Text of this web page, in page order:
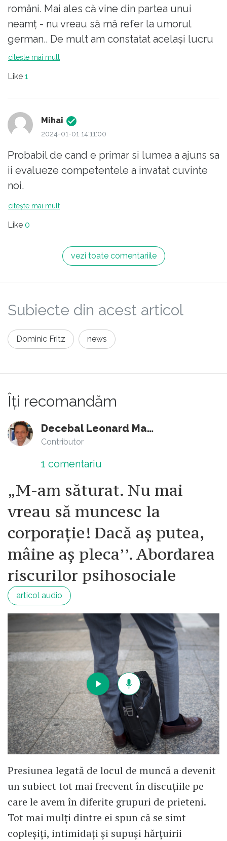
români. Mai ales că vine din partea unui
neamț - nu vreau să mă refer la umorul
german.. De mult am constatat același lucru
despre înjurăturile la români. Nu numai că
în general, destul de pudici.Curios , multe
înjurături se referă la mamă.Nu dau exemple
din pudoare. Primarul Timișoarei vorbește o
multe „personalități publice” care violează -
din incultură- limba română.
citește mai mult
Like 1
Mihai
2024-01-01 14:11:00
Probabil de cand e primar si lumea a ajuns sa
ii evalueze competentele a invatat cuvinte
noi.
citește mai mult
Like 0
vezi toate comentariile
Subiecte din acest articol
Dominic Fritz news
Îți recomandăm
Decebal Leonard Marin
Contributor
1 comentariu
„M-am săturat. Nu mai
vreau să muncesc la
corporație! Dacă aș putea,
mâine aș pleca’’. Abordarea
riscurilor psihosociale
articol audio
Presiunea legată de locul de muncă a devenit
un subiect tot mai frecvent în discuțiile pe
care le avem în diferite grupuri de prieteni.
Tot mai mulți dintre ei spun că se simt
copleșiți, intimidați și supuși hărțuirii